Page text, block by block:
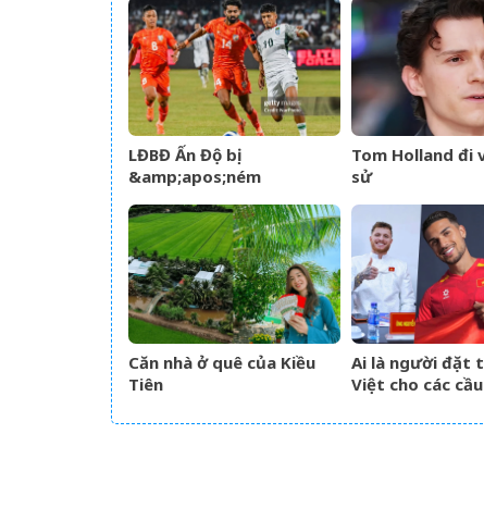
Khó&amp;apos;?
&amp;apos;thủ
LĐBĐ Ấn Độ bị
&amp;apos;ném
mang đội hình B dự giải
Vô địch ĐNÁ của FIFA
Tom Holland đi
sử
Căn nhà ở quê của Kiều
Tiên
Ai là người đặt
Việt cho các
Nam?